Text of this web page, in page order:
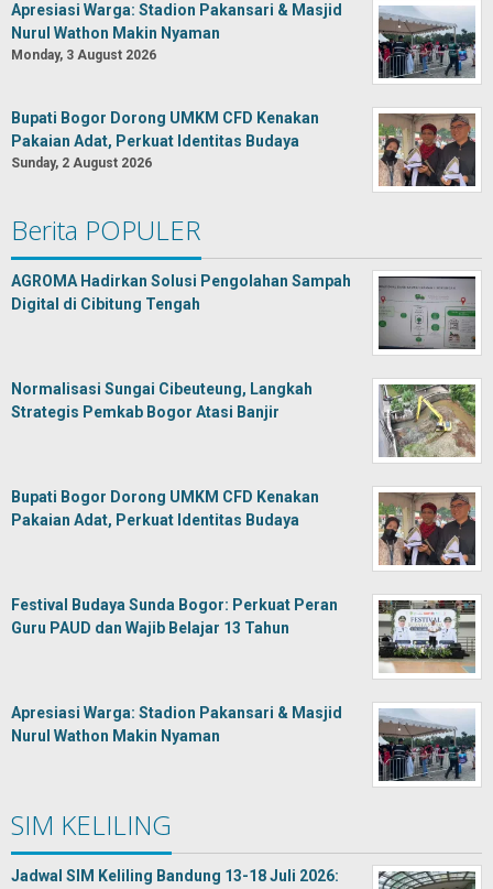
Apresiasi Warga: Stadion Pakansari & Masjid
Nurul Wathon Makin Nyaman
Monday, 3 August 2026
Bupati Bogor Dorong UMKM CFD Kenakan
Pakaian Adat, Perkuat Identitas Budaya
Sunday, 2 August 2026
Berita POPULER
AGROMA Hadirkan Solusi Pengolahan Sampah
Digital di Cibitung Tengah
Normalisasi Sungai Cibeuteung, Langkah
Strategis Pemkab Bogor Atasi Banjir
Bupati Bogor Dorong UMKM CFD Kenakan
Pakaian Adat, Perkuat Identitas Budaya
Festival Budaya Sunda Bogor: Perkuat Peran
Guru PAUD dan Wajib Belajar 13 Tahun
Apresiasi Warga: Stadion Pakansari & Masjid
Nurul Wathon Makin Nyaman
SIM KELILING
Jadwal SIM Keliling Bandung 13-18 Juli 2026: